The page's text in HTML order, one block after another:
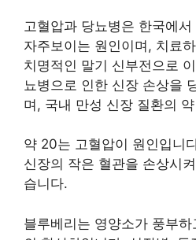
고혈압과 당뇨병은 한국에
자주보이는 원인이며, 치료
치명적인 말기 신부전으로
뇨병으로 인한 신장 손상을
며, 국내 만성 신장 질환의
약 20는 고혈압이 원인입니
신장의 작은 혈관을 손상시
습니다.
블루베리는 영양소가 풍부